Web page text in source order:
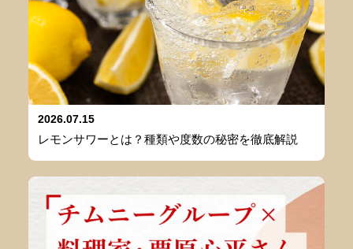
2026.07.15
レモンサワーとは？種類や度数の秘密を徹底解説